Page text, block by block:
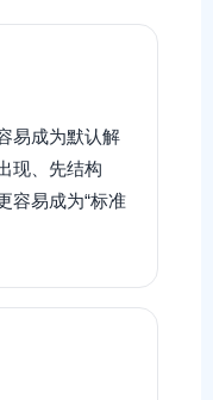
易成为默认解
现、先结构
容易成为“标准